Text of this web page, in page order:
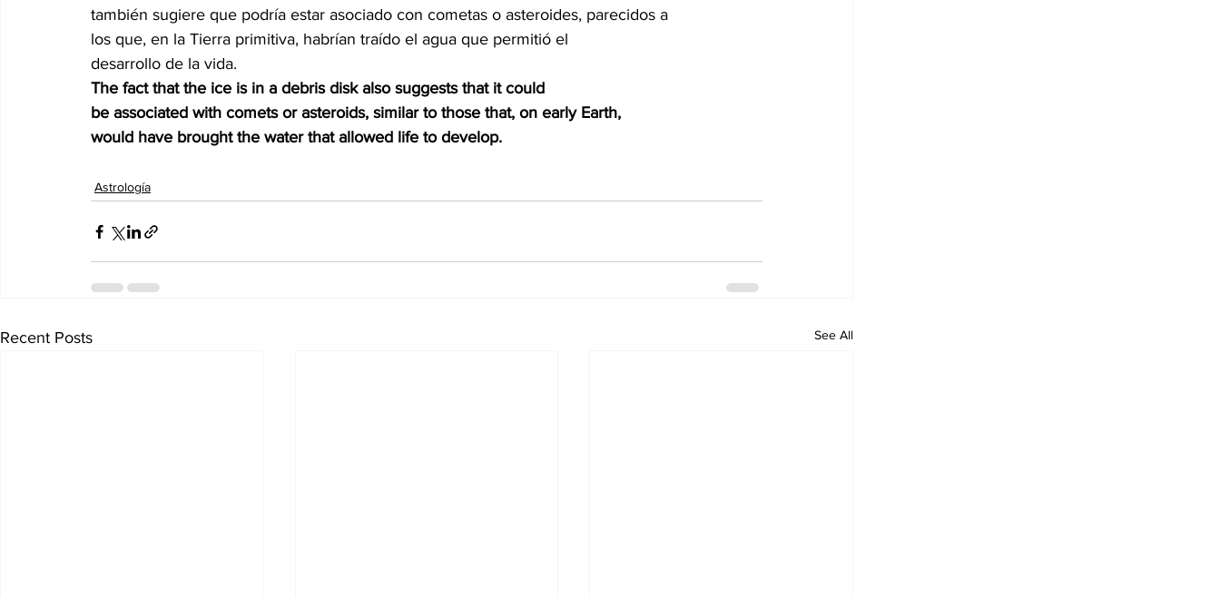
también sugiere que podría estar asociado con cometas o asteroides, parecidos a
los que, en la Tierra primitiva, habrían traído el agua que permitió el
desarrollo de la vida.
The fact that the ice is in a debris disk also suggests that it could
be associated with comets or asteroids, similar to those that, on early Earth,
would have brought the water that allowed life to develop.
Astrología
Recent Posts See All